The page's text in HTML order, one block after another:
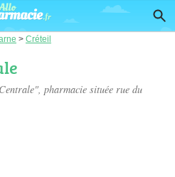
> Créteil
pharmacie située rue du